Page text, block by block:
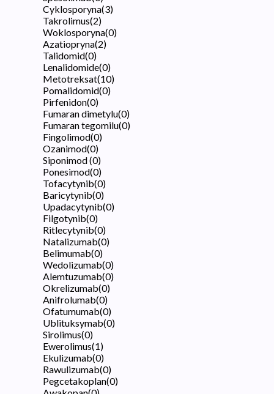
Cyklosporyna(3)
Takrolimus(2)
Woklosporyna(0)
Azatiopryna(2)
Talidomid(0)
Lenalidomide(0)
Metotreksat(10)
Pomalidomid(0)
Pirfenidon(0)
Fumaran dimetylu(0)
Fumaran tegomilu(0)
Fingolimod(0)
Ozanimod(0)
Siponimod(0)
Ponesimod(0)
Tofacytynib(0)
Baricytynib(0)
Upadacytynib(0)
Filgotynib(0)
Ritlecytynib(0)
Natalizumab(0)
Belimumab(0)
Wedolizumab(0)
Alemtuzumab(0)
Okrelizumab(0)
Anifrolumab(0)
Ofatumumab(0)
Ublituksymab(0)
Sirolimus(0)
Ewerolimus(1)
Ekulizumab(0)
Rawulizumab(0)
Pegcetakoplan(0)